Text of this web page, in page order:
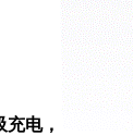
电，